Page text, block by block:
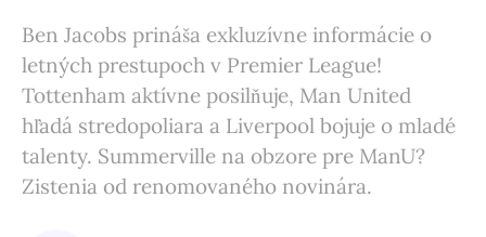
Ben Jacobs prináša exkluzívne informácie o
letných prestupoch v Premier League!
Tottenham aktívne posilňuje, Man United
hľadá stredopoliara a Liverpool bojuje o mladé
talenty. Summerville na obzore pre ManU?
Zistenia od renomovaného novinára.